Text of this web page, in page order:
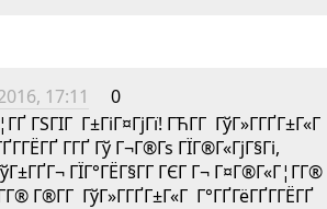
17:11
0
ГЅГІГ Г±ГіГ¤ГјГї! ГЋГ­Г ГўГ»Г­ГҐГ±Г«Г
Г­ГҐ Гў Г¬Г®Гѕ ГЇГ®Г«ГјГ§Гі,
ГЇГ°ГЁГ§Г­Г ГЄГ Г¬ Г¤Г®Г«Г¦Г­Г®
Г­Г® Г®Г­Г ГўГ»Г­ГҐГ±Г«Г Г°ГҐГёГҐГ­ГЁГҐ